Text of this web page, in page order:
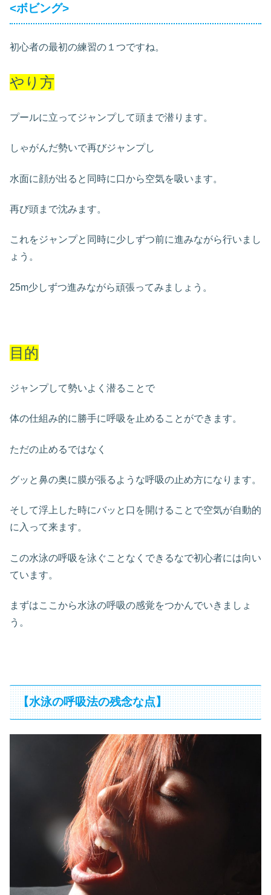
<ボビング>
初心者の最初の練習の１つですね。
やり方
プールに立ってジャンプして頭まで潜ります。
しゃがんだ勢いで再びジャンプし
水面に顔が出ると同時に口から空気を吸います。
再び頭まで沈みます。
これをジャンプと同時に少しずつ前に進みながら行いまし
ょう。
25m少しずつ進みながら頑張ってみましょう。
目的
ジャンプして勢いよく潜ることで
体の仕組み的に勝手に呼吸を止めることができます。
ただの止めるではなく
グッと鼻の奥に膜が張るような呼吸の止め方になります。
そして浮上した時にバッと口を開けることで空気が自動的
に入って来ます。
この水泳の呼吸を泳ぐことなくできるなで初心者には向い
ています。
まずはここから水泳の呼吸の感覚をつかんでいきましょ
う。
【水泳の呼吸法の残念な点】